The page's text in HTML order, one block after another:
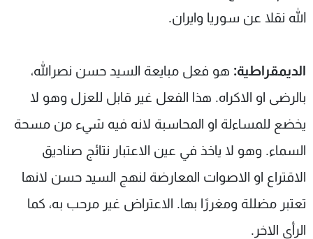
الله نقلا عن سوريا وايران.
الديمقراطية: هو فعل مبايعة السيد حسن نصرالله،
بالرضى او الاكراه. هذا الفعل غير قابل للعزل وهو لا
يخضع للمساءلة او المحاسبة لانه فيه شيء من مسحة
السماء. وهو لا ياخذ في عين الاعتبار نتائج صناديق
الاقتراع او الاصوات المعارضة لنهج السيد حسن لانها
تعتبر مضللة ومغررًا بها. الاعتراض غير مرحب به، كما
الرأي الاخر.